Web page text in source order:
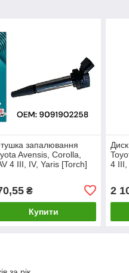
запалювання
Avensis, Corolla,
4 III, IV, Yaris [Torch]
₴
Купити
4 III,
2